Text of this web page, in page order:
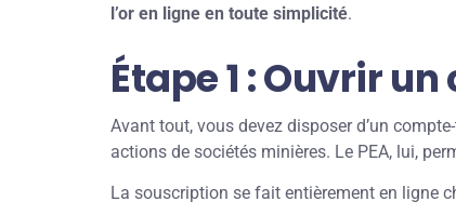
l’or en ligne en toute simplicité.
Étape 1 : Ouvrir
Avant tout, vous devez disposer d’un
actions de sociétés minières. Le PEA, lui,
La souscription se fait entièrement en ligne